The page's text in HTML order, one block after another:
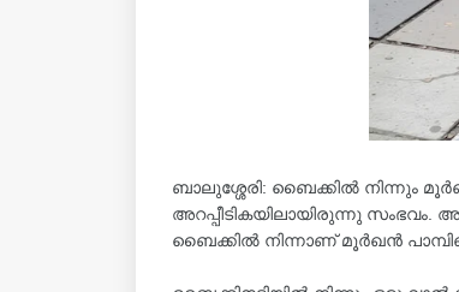
ബാലുശ്ശേരി: ബൈക്കിൽ നിന്നും
അറപ്പീടികയിലായിരുന്നു സംഭവം.
ബൈക്കില്‍ നിന്നാണ് മൂർഖൻ